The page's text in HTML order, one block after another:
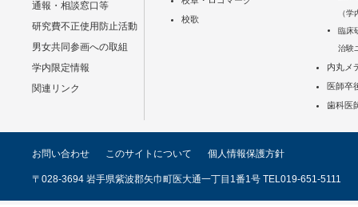
通報・相談窓口等
研究費不正使用防止活動
男女共同参画への取組
学内限定情報
関連リンク
校歌
（
臨床
治験
内丸メ
医師卒
歯科医
お問い合わせ このサイトについて 個人情報保護方針
〒028-3694 岩手県紫波郡矢巾町医大通一丁目1番1号 TEL019-651-5111